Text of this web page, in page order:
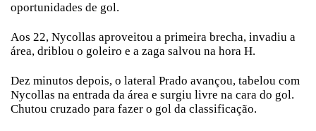
oportunidades de gol.
Aos 22, Nycollas aproveitou a primeira brecha, invadiu a
área, driblou o goleiro e a zaga salvou na hora H.
Dez minutos depois, o lateral Prado avançou, tabelou com
Nycollas na entrada da área e surgiu livre na cara do gol.
Chutou cruzado para fazer o gol da classificação.